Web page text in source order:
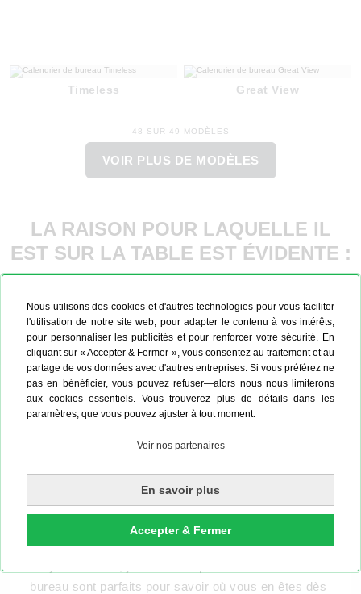
Nous utilisons des cookies et d'autres technologies pour vous faciliter
l'utilisation de notre site web, pour adapter le contenu à vos intérêts,
pour personnaliser les publicités et pour renforcer votre sécurité. En
cliquant sur « Accepter & Fermer », vous consentez au traitement et au
partage de vos données avec d'autres entreprises. Si vous préférez ne
pas en bénéficier, vous pouvez refuser—alors nous nous limiterons
aux cookies essentiels. Vous trouverez plus de détails dans les
paramètres, que vous pouvez ajuster à tout moment.
Voir nos partenaires
En savoir plus
Accepter & Fermer
Timeless Great View
48 SUR 49 MODÈLES
VOIR PLUS DE MODÈLES
LA RAISON POUR LAQUELLE IL
EST SUR LA TABLE EST ÉVIDENTE :
Petit mais superbe
bureau sont parfaits pour savoir où vous en êtes dès